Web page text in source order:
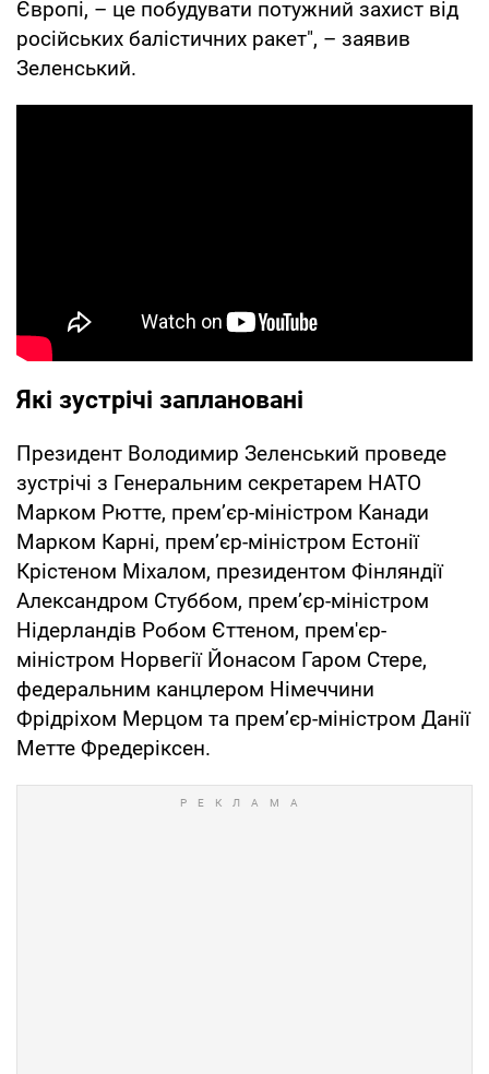
Європі, – це побудувати потужний захист від
російських балістичних ракет", – заявив
Зеленський.
Які зустрічі заплановані
Президент Володимир Зеленський проведе
зустрічі з Генеральним секретарем НАТО
Марком Рютте, премʼєр-міністром Канади
Марком Карні, прем’єр-міністром Естонії
Крістеном Міхалом, президентом Фінляндії
Александром Стуббом, прем’єр-міністром
Нідерландів Робом Єттеном, прем'єр-
міністром Норвегії Йонасом Гаром Стере,
федеральним канцлером Німеччини
Фрідріхом Мерцом та прем’єр-міністром Данії
Метте Фредеріксен.